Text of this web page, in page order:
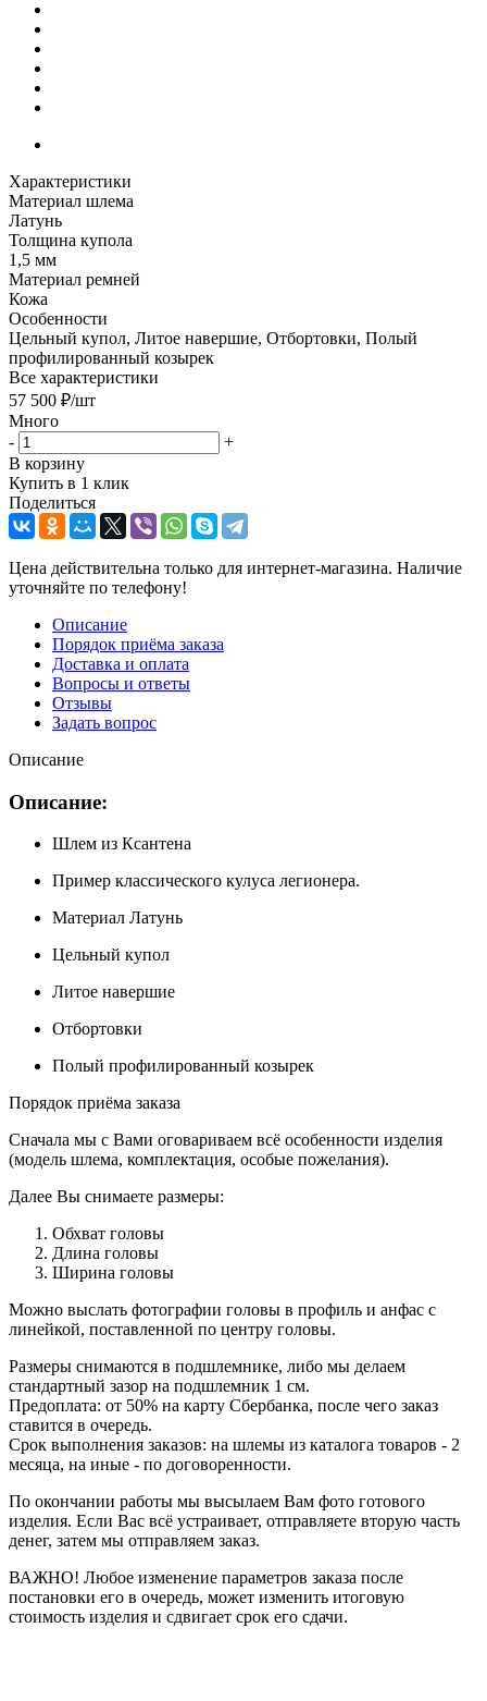
Характеристики
Материал шлема
Латунь
Толщина купола
1,5 мм
Материал ремней
Кожа
Особенности
Цельный купол, Литое навершие, Отбортовки, Полый
профилированный козырек
Все характеристики
57 500 ₽/шт
Много
-
+
В корзину
Купить в 1 клик
Поделиться
Цена действительна только для интернет-магазина. Наличие
уточняйте по телефону!
Описание
Порядок приёма заказа
Доставка и оплата
Вопросы и ответы
Отзывы
Задать вопрос
Описание
Описание:
Шлем из Ксантена
Пример классического кулуса легионера.
Материал Латунь
Цельный купол
Литое навершие
Отбортовки
Полый профилированный козырек
Порядок приёма заказа
Сначала мы с Вами оговариваем всё особенности изделия
(модель шлема, комплектация, особые пожелания).
Далее Вы снимаете размеры:
Обхват головы
Длина головы
Ширина головы
Можно выслать фотографии головы в профиль и анфас с
линейкой, поставленной по центру головы.
Размеры снимаются в подшлемнике, либо мы делаем
стандартный зазор на подшлемник 1 см.
Предоплата: от 50% на карту Сбербанка, после чего заказ
ставится в очередь.
Срок выполнения заказов: на шлемы из каталога товаров - 2
месяца, на иные - по договоренности.
По окончании работы мы высылаем Вам фото готового
изделия. Если Вас всё устраивает, отправляете вторую часть
денег, затем мы отправляем заказ.
ВАЖНО! Любое изменение параметров заказа после
постановки его в очередь, может изменить итоговую
стоимость изделия и сдвигает срок его сдачи.